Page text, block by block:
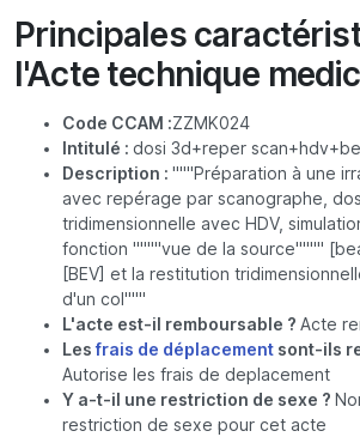
Principales
l'Acte technique
Code CCAM :ZZMK024
Intitulé : dosi 3d+reper
Description : """Préparation à une
avec repérage par scanographe,
tridimensionnelle avec HDV,
fonction """"vue de la source""""
[BEV] et la restitution
d'un col"""
L'acte est-il remboursable ? Acte
Lesfrais de déplacement sont-ils
Autorise les frais de deplacement
Y a-t-il une restriction de sexe ?
restriction de sexe pour cet acte